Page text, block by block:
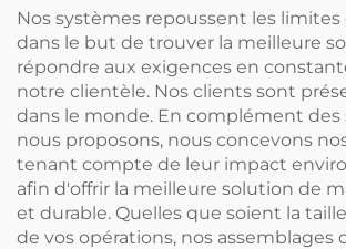
Nos systèmes repoussent les limites
dans le but de trouver la meilleure
répondre aux exigences en
notre clientèle. Nos clients sont
dans le monde. En complément des
nous proposons, nous concevons
tenant compte de leur impact
afin d'offrir la meilleure solution de
et durable. Quelles que soient la
de vos opérations, nos assemblages